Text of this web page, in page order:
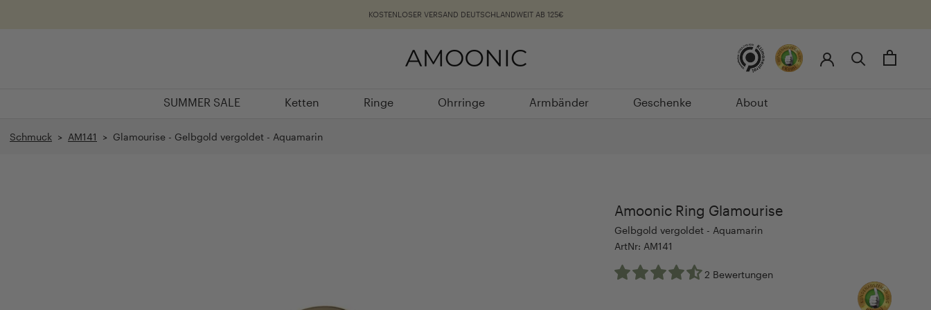
KOSTENLOSER VERSAND DEUTSCHLANDWEIT AB 125€
SUMMER SALE
SUMMER SALE
Ketten
Ketten
Ringe
Ringe
Ohrringe
Ohrringe
Armbänder
Armbänder
Geschenke
Geschenke
About
About
Schmuck > AM141 > Glamourise - Gelbgold vergoldet - Aquamarin
Amoonic Ring Glamourise
Gelbgold vergoldet - Aquamarin
ArtNr: AM141
2 Bewertungen